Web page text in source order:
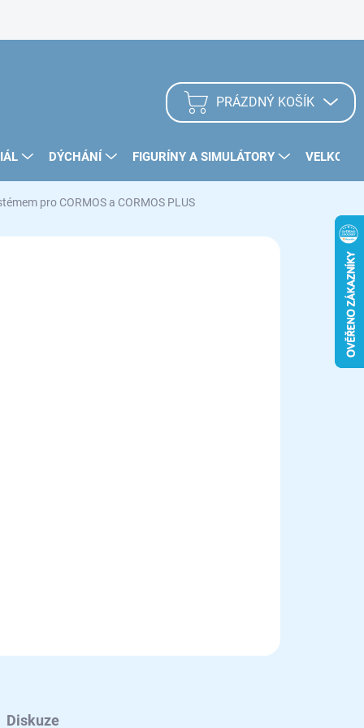
NÁKUPNÍ
KOŠÍK
PRÁZDNÝ KOŠÍK
DÝCHÁNÍ FIGURÍNY A SIMULÁTORY
pro CORMOS a CORMOS PLUS
Diskuze